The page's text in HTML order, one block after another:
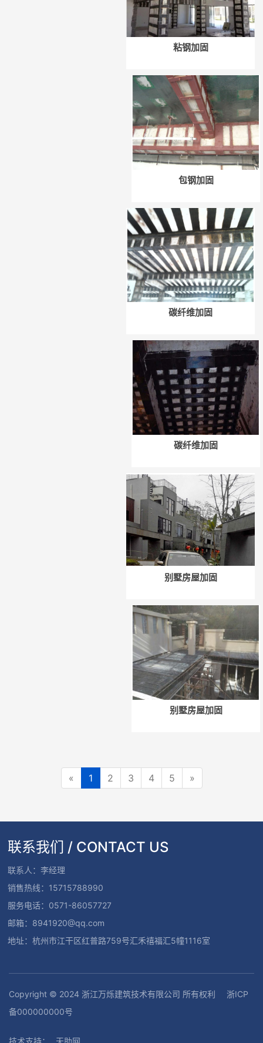
粘钢加固
包钢加固
碳纤维加固
碳纤维加固
别墅房屋加固
别墅房屋加固
« 1 2 3 4 5 »
联系我们 / CONTACT US
联系人：李经理
销售热线：15715788990
服务电话：0571-86057727
邮箱：8941920@qq.com
地址：杭州市江干区红普路759号汇禾禧福汇5幢1116室
Copyright © 2024 浙江万烁建筑技术有限公司 所有权利
浙ICP
备000000000号
技术支持： 天助网
点击复制微信号